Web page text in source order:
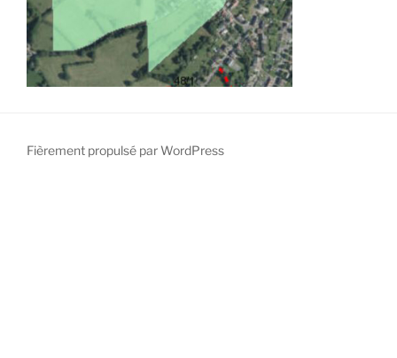
Fièrement propulsé par WordPress